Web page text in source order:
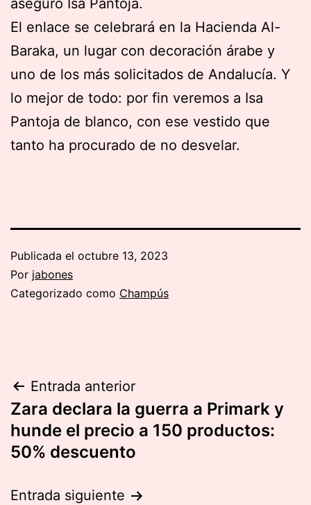
aseguró Isa Pantoja.
El enlace se celebrará en la Hacienda Al-
Baraka, un lugar con decoración árabe y
uno de los más solicitados de Andalucía. Y
lo mejor de todo: por fin veremos a Isa
Pantoja de blanco, con ese vestido que
tanto ha procurado de no desvelar.
Publicada el octubre 13, 2023
Por jabones
Categorizado como Champús
Navegación
de
entradas
Entrada anterior
Zara declara la guerra a Primark y
hunde el precio a 150 productos:
50% descuento
Entrada siguiente